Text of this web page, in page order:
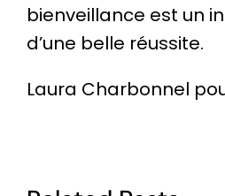
bienveillance est un
d’une belle réussite.
Laura Charbonnel